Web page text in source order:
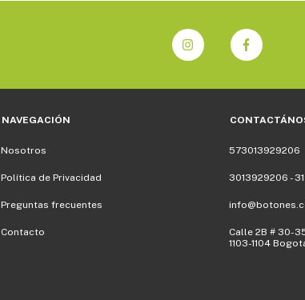
NAVEGACIÓN
Nosotros
Política de Privacidad
Preguntas frecuentes
Contacto
573013929206
3013929206 -
Calle 2B # 30-
1103-1104